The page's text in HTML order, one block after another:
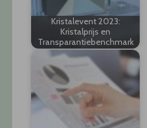
Kristalevent 2023:
Kristalprijs en
Transparantiebenchmark